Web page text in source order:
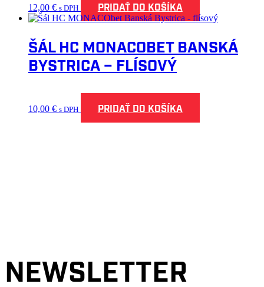
12,00 € s DPH PRIDAŤ DO KOŠÍKA
ŠÁL HC MONACOBET BANSKÁ
BYSTRICA – FLÍSOVÝ
10,00 € s DPH PRIDAŤ DO KOŠÍKA
NEWSLETTER